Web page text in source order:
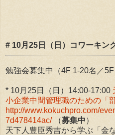
# 10月25日（日）コワーキ
勉強会募集中（4F 1-20名／5F
* 10月25日（日）14:00-17:00
小企業中間管理職のための「
http://www.kokuchpro.com/
7d478414ac/（募集中）
天下人豊臣秀吉から学ぶ「金